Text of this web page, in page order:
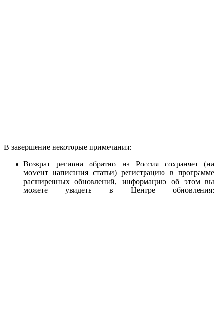
В завершение некоторые примечания:
Возврат региона обратно на Россия сохраняет (на
момент написания статьи) регистрацию в программе
расширенных обновлений, информацию об этом вы
можете увидеть в Центре обновления: